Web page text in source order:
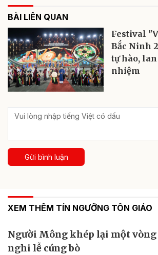
BÀI LIÊN QUAN
Festival
Bắc Ninh
tự hào,
nhiệm
Gửi bình luận
XEM THÊM TÍN NGƯỠNG TÔN GIÁO
Người Mông khép lại một vòng
nghi lễ cúng bò